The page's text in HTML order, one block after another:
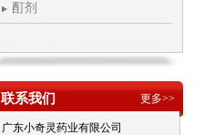
酊剂
联系我们 更多>>
广东小奇灵药业有限公司